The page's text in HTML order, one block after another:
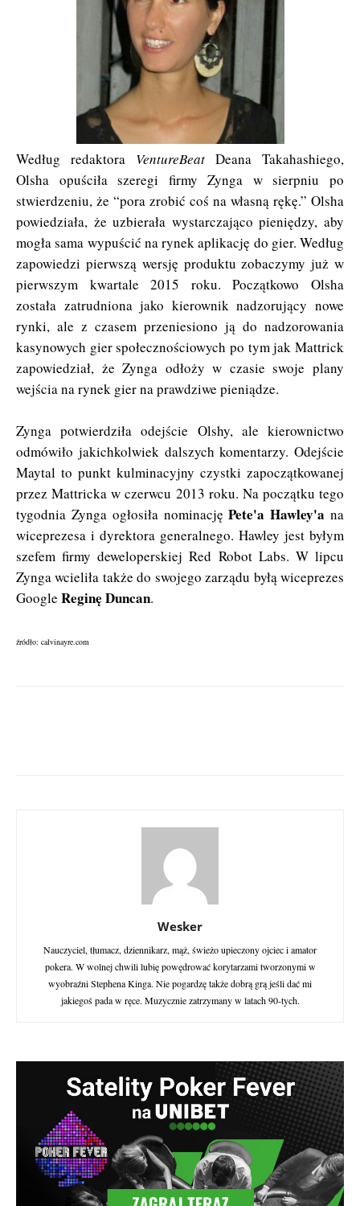
Według redaktora VentureBeat Deana Takahashiego,
Olsha opuściła szeregi firmy Zynga w sierpniu po
stwierdzeniu, że “pora zrobić coś na własną rękę.” Olsha
powiedziała, że uzbierała wystarczająco pieniędzy, aby
mogła sama wypuścić na rynek aplikację do gier. Według
zapowiedzi pierwszą wersję produktu zobaczymy już w
pierwszym kwartale 2015 roku. Początkowo Olsha
została zatrudniona jako kierownik nadzorujący nowe
rynki, ale z czasem przeniesiono ją do nadzorowania
kasynowych gier społecznościowych po tym jak Mattrick
zapowiedział, że Zynga odłoży w czasie swoje plany
wejścia na rynek gier na prawdziwe pieniądze.
Zynga potwierdziła odejście Olshy, ale kierownictwo
odmówiło jakichkolwiek dalszych komentarzy. Odejście
Maytal to punkt kulminacyjny czystki zapoczątkowanej
przez Mattricka w czerwcu 2013 roku. Na początku tego
tygodnia Zynga ogłosiła nominacjęPete'a Hawley'a na
wiceprezesa i dyrektora generalnego. Hawley jest byłym
szefem firmy deweloperskiej Red Robot Labs. W lipcu
Zynga wcieliła także do swojego zarządu byłą wiceprezes
Google Reginę Duncan.
źródło: calvinayre.com
Wesker
Nauczyciel, tłumacz, dziennikarz, mąż, świeżo upieczony ojciec i amator
pokera. W wolnej chwili lubię powędrować korytarzami tworzonymi w
wyobraźni Stephena Kinga. Nie pogardzę także dobrą grą jeśli dać mi
jakiegoś pada w ręce. Muzycznie zatrzymany w latach 90-tych.